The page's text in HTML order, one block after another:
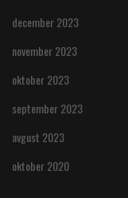
december 2023
november 2023
oktober 2023
september 2023
avgust 2023
oktober 2020